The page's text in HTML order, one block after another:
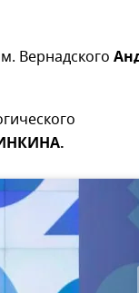
Вернадского